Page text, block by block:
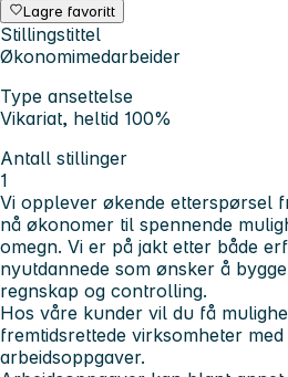
Lagre favoritt
Stillingstittel
Økonomimedarbeider
Type ansettelse
Vikariat, heltid 100%
Antall stillinger
1
Vi opplever økende etterspørsel
nå økonomer til spennende
omegn. Vi er på jakt etter både
nyutdannede som ønsker å
regnskap og controlling.
Hos våre kunder vil du få
fremtidsrettede virksomheter
arbeidsoppgaver.